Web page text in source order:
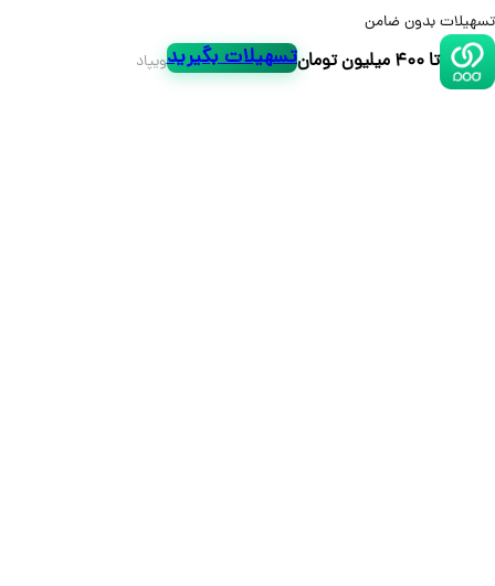
بدون ضامن
تا ۴۰۰ میلیون تومان تسهیلات بگیریدویپاد